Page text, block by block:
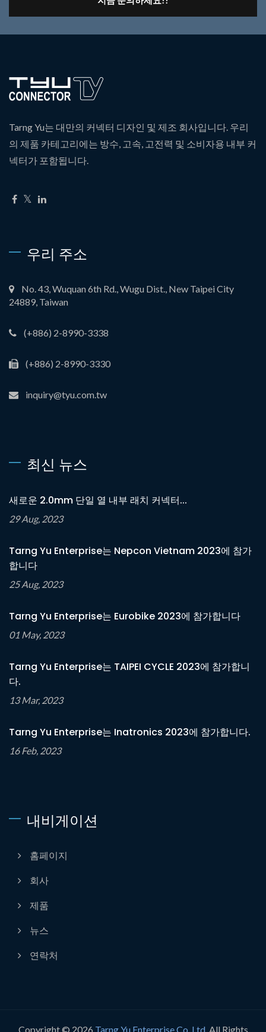
Tarng Yu는 대만의 커넥터 디자인 및 제조 회사입니다. 우리
의 제품 카테고리에는 방수, 고속, 고전력 및 소비자용 내부 커
넥터가 포함됩니다.
우리 주소
No. 43, Wuquan 6th Rd., Wugu Dist., New Taipei City
24889, Taiwan
(+886) 2-8990-3338
(+886) 2-8990-3330
inquiry@tyu.com.tw
최신 뉴스
새로운 2.0mm 단일 열 내부 래치 커넥터...
29 Aug, 2023
Tarng Yu Enterprise는 Nepcon Vietnam 2023에 참가
합니다
25 Aug, 2023
Tarng Yu Enterprise는 Eurobike 2023에 참가합니다
01 May, 2023
Tarng Yu Enterprise는 TAIPEI CYCLE 2023에 참가합니
다.
13 Mar, 2023
Tarng Yu Enterprise는 Inatronics 2023에 참가합니다.
16 Feb, 2023
내비게이션
홈페이지
회사
제품
뉴스
연락처
Copyright © 2026 Tarng Yu Enterprise Co. Ltd. All Rights